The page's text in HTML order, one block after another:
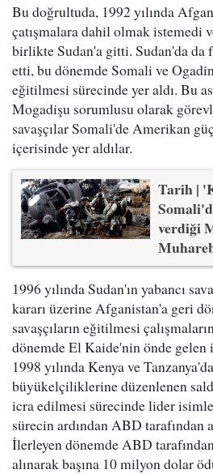
Bu doğrultuda, 1992 yılında
çatışmalara dahil olmak istemedi
birlikte Sudan'a gitti. Sudan'da da
etti, bu dönemde Somali ve
eğitilmesi sürecinde yer aldı. Bu
Mogadişu sorumlusu olarak
savaşçılar Somali'de Amerikan
içerisinde yer aldılar.
Tarih |
verdiği
1996 yılında Sudan'ın yabancı
kararı üzerine Afganistan'a geri
savaşçıların eğitilmesi
dönemde El Kaide'nin önde
1998 yılında Kenya ve
büyükelçiliklerine düzenlenen
icra edilmesi sürecinde lider
sürecin ardından ABD tarafından
İlerleyen dönemde ABD
alınarak başına 10 milyon dolar